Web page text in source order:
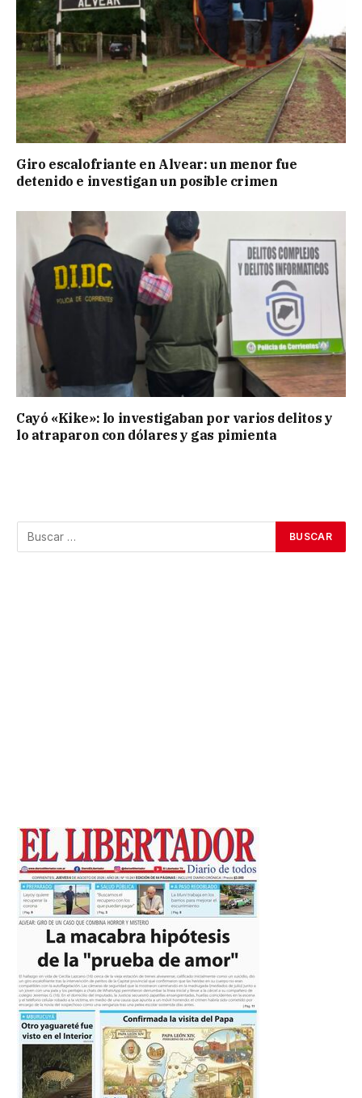
Giro escalofriante en Alvear: un menor fue
detenido e investigan un posible crimen
Cayó «Kike»: lo investigaban por varios delitos y
lo atraparon con dólares y gas pimienta